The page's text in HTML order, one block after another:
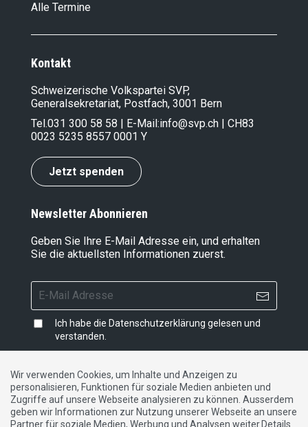
Alle Termine
Kontakt
Schweizerische Volkspartei SVP,
Generalsekretariat, Postfach, 3001 Bern
Tel.031 300 58 58 | E-Mail:info@svp.ch | CH83
0023 5235 8557 0001 Y
Jetzt spenden
Newsletter Abonnieren
Geben Sie Ihre E-Mail Adresse ein, und erhalten
Sie die aktuellsten Informationen zuerst.
Ich habe die Datenschutzerklärung gelesen und
verstanden.
Impressum|Datenschutzerklärung|Kontakt
Wir verwenden Cookies, um Inhalte und Anzeigen zu
personalisieren, Funktionen für soziale Medien anbieten und
Zugriffe auf unsere Webseite analysieren zu können. Ausserdem
geben wir Informationen zur Nutzung unserer Webseite an unsere
Partner für soziale Medien, Werbung und Analysen weiter.Details